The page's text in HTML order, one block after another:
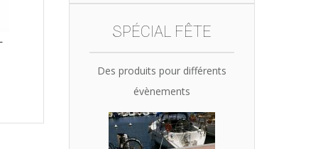
SPÉCIAL FÊTE
Des produits pour différents
évènements